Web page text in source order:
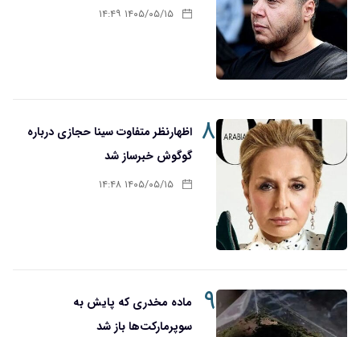
۱۴۰۵/۰۵/۱۵ ۱۴:۴۹
۸ اظهارنظر متفاوت سینا حجازی درباره
گوگوش خبرساز شد
۱۴۰۵/۰۵/۱۵ ۱۴:۴۸
۹
ماده مخدری که پایش به
سوپرمارکت‌ها باز شد